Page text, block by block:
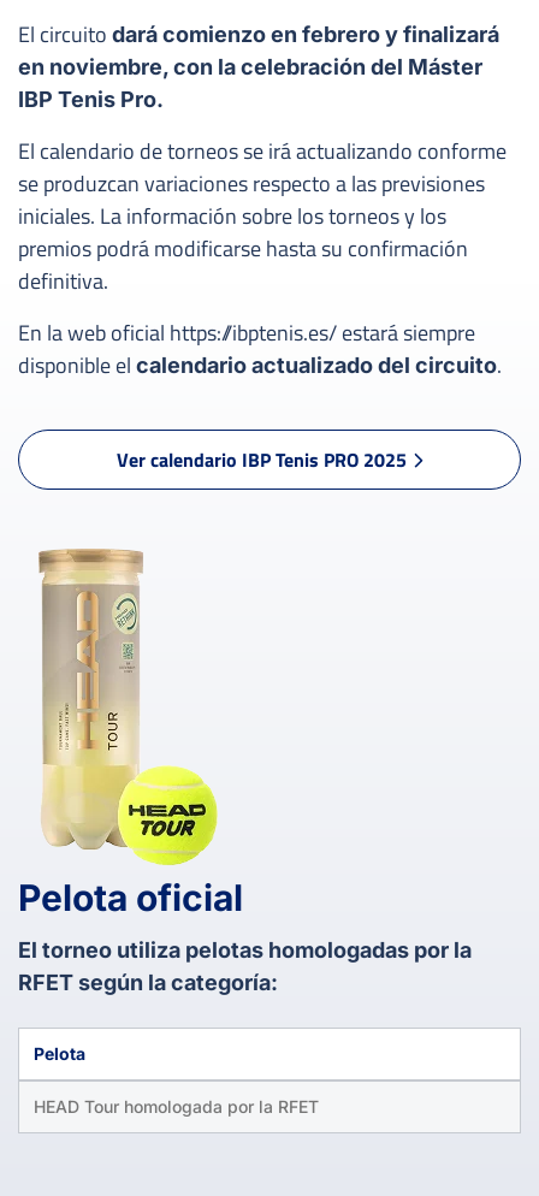
El circuito dará comienzo en febrero y finalizará
en noviembre, con la celebración del Máster
IBP Tenis Pro.
El calendario de torneos se irá actualizando conforme
se produzcan variaciones respecto a las previsiones
iniciales. La información sobre los torneos y los
premios podrá modificarse hasta su confirmación
definitiva.
En la web oficial https://ibptenis.es/ estará siempre
disponible el calendario actualizado del circuito.
Ver calendario IBP Tenis PRO 2025
Pelota oficial
El torneo utiliza pelotas homologadas por la
RFET según la categoría:
Pelota
HEAD Tour homologada por la RFET